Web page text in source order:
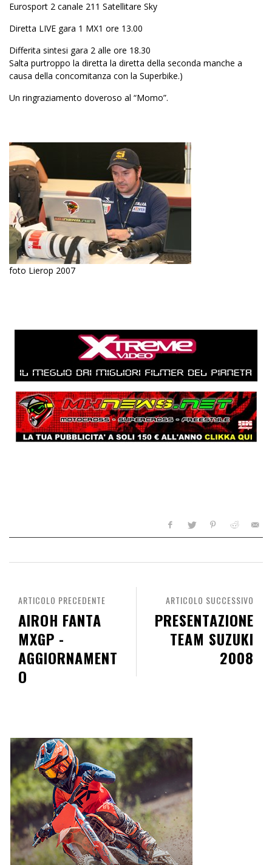
Eurosport 2 canale 211 Satellitare Sky
Diretta LIVE gara 1 MX1 ore 13.00
Differita sintesi gara 2 alle ore 18.30
Salta purtroppo la diretta la diretta della seconda manche a
causa della concomitanza con la Superbike.)
Un ringraziamento doveroso al “Momo”.
foto Lierop 2007
ARTICOLO SUCCESSIVO
PRESENTAZIONE
TEAM SUZUKI
2008
ARTICOLO PRECEDENTE
AIROH FANTA
MXGP -
AGGIORNAMENT
O